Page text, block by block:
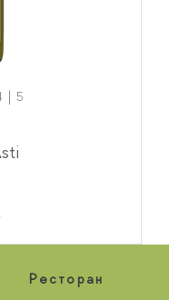
| 5
Ресторан